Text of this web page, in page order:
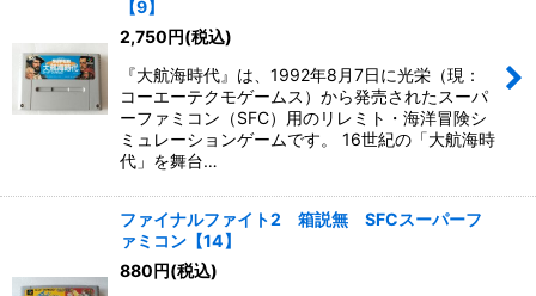
【9】
2,750円(税込)
『大航海時代』は、1992年8月7日に光栄（現：
コーエーテクモゲームス）から発売されたスーパ
ーファミコン（SFC）用のリレミト・海洋冒険シ
ミュレーションゲームです。 16世紀の「大航海時
代」を舞台…
ファイナルファイト2 箱説無 SFCスーパーフ
ァミコン【14】
880円(税込)